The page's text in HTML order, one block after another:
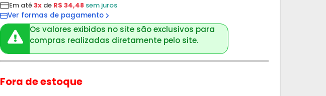
Em até3x de R$ 34,48 sem juros
Ver formas de pagamento
Os valores exibidos no site são exclusivos para
compras realizadas diretamente pelo site.
Fora de estoque